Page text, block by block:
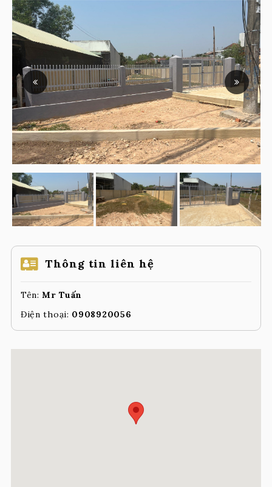
Thông tin liên hệ
Tên:Mr Tuấn
Điện thoại: 0908920056